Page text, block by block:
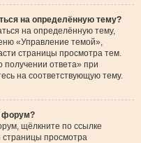
на определённую тему?
на определённую тему,
«Управление темой»,
страницы просмотра тем.
получении ответа» при
на соответствующую тему.
форум?
щёлкните по ссылке
просмотра